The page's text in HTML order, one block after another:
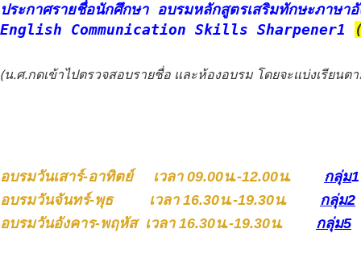
ประกาศรายชื่อนักศึกษา อบรมหลักสูตรเสริมทักษะภาษา
English Communication Skills Sharpener1
(น.ศ.กดเข้าไปตรวจสอบรายชื่อ และห้องอบรม โดยจะแบ่งเรียนต
อบรมวันเสาร์-อาทิตย์ เวลา 09.00น.-12.00น. กลุ่ม1
อบรมวันจันทร์-พุธ เวลา 16.30น.-19.30น.
กลุ่ม2
อบรมวันอังคาร-พฤหัส เวลา 16.30น.-19.30น.
กลุ่ม5